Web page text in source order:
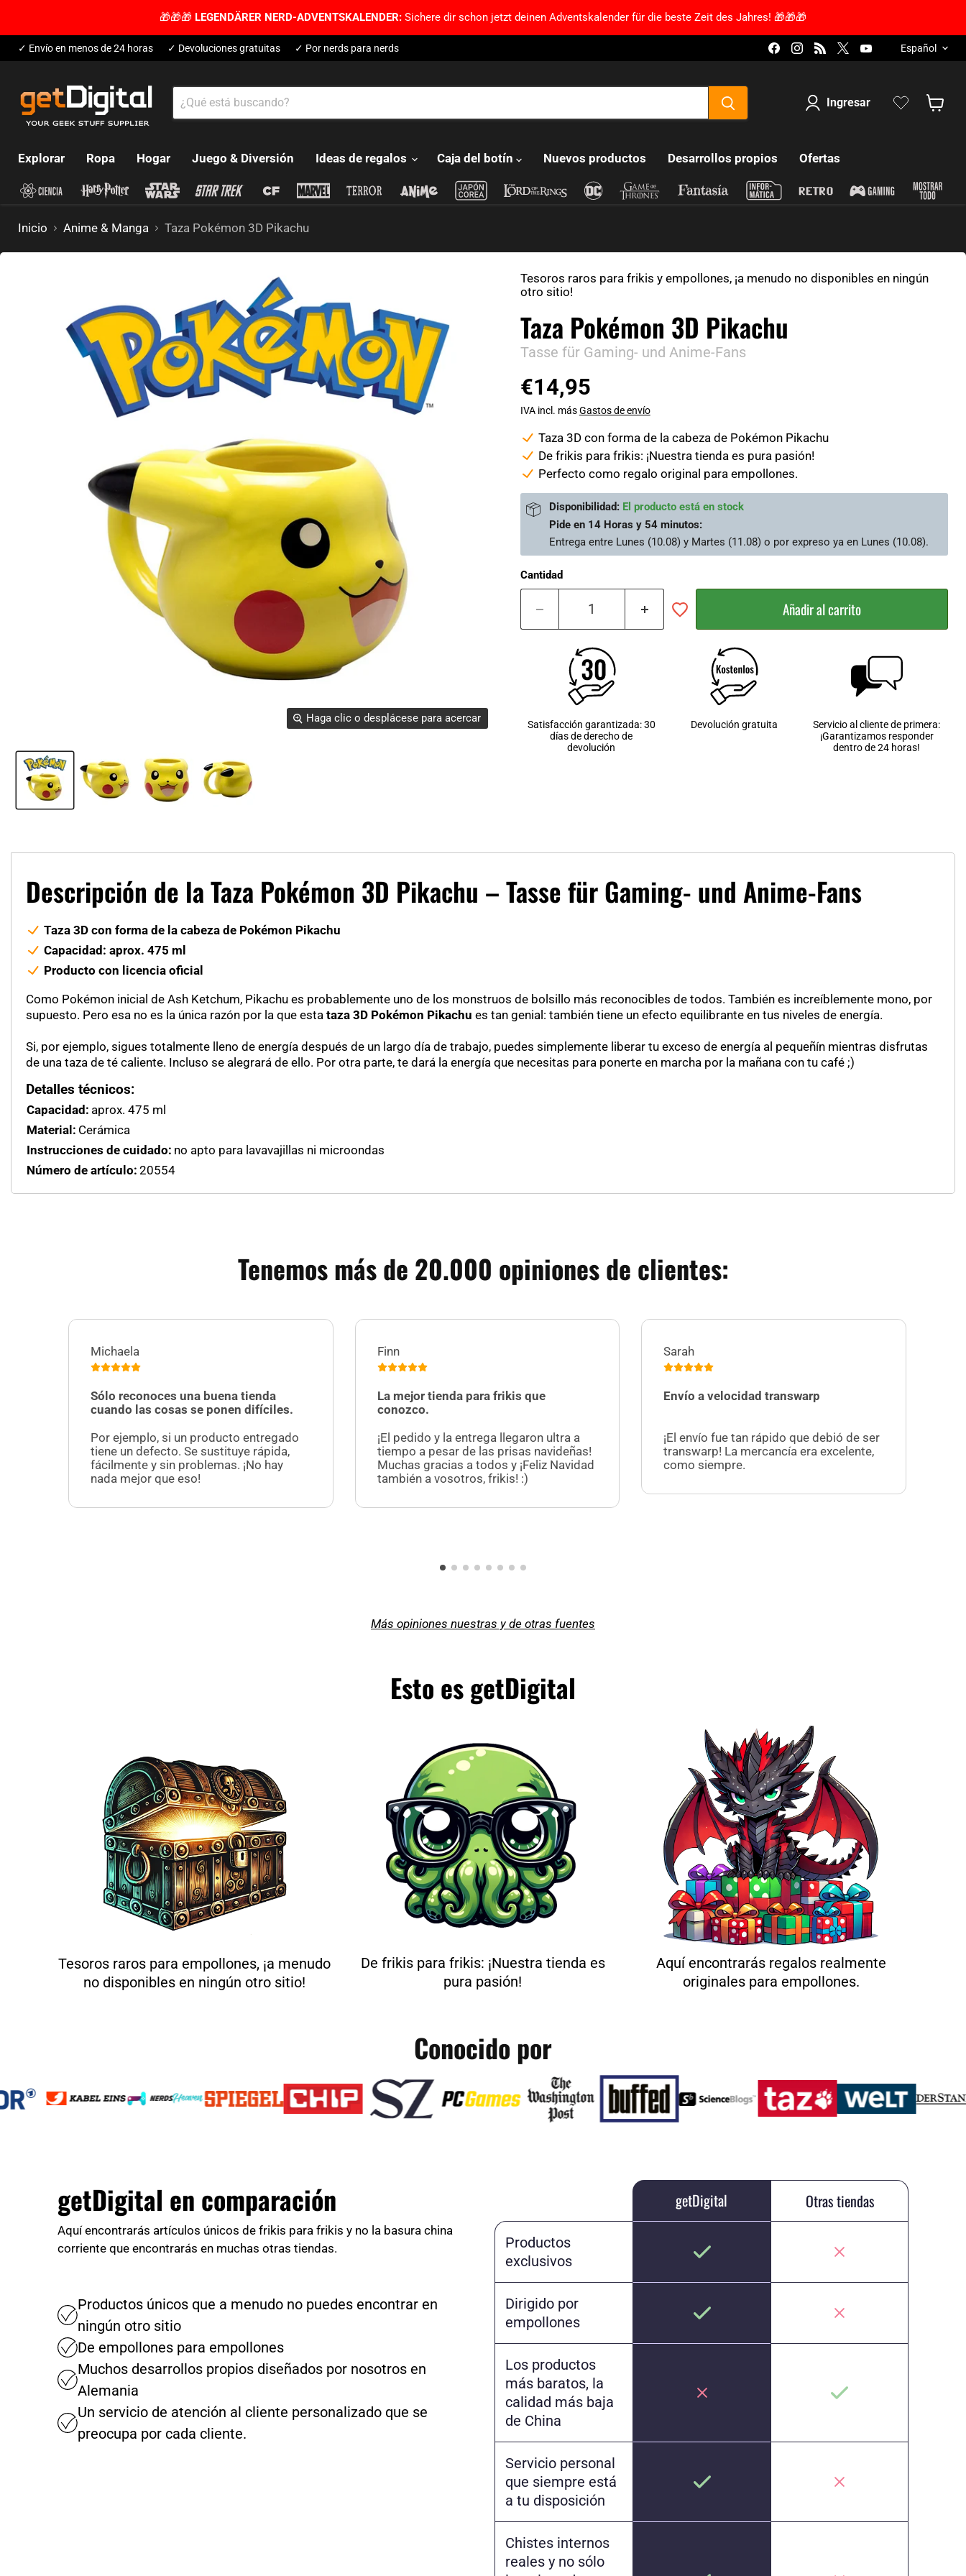
🎁🎁🎁 LEGENDÄRER NERD-ADVENTSKALENDER: Sichere dir schon jetzt deinen Adventskalender für die beste Zeit des Jahres! 🎁🎁🎁
✓ Envío en menos de 24 horas ✓ Devoluciones gratuitas ✓ Por nerds para nerds Encuéntranos en Facebook
Encuéntranos en Instagram
Encuéntranos en RSS
Encuéntranos en X
Encuéntranos en
Lengua
Español
Ingresar
Explorar Ropa Hogar Juego & Diversión Ideas de regalos Caja del botín Nuevos productos Desarrollos propios Ofertas
Inicio Anime & Manga Taza Pokémon 3D Pikachu
Haga clic o desplácese para acercar
Tesoros raros para frikis y empollones, ¡a menudo no disponibles en ningún
otro sitio!
Taza Pokémon 3D Pikachu
Tasse für Gaming- und Anime-Fans
€14,95
IVA incl. másGastos de envío
Taza 3D con forma de la cabeza de Pokémon Pikachu
De frikis para frikis: ¡Nuestra tienda es pura pasión!
Perfecto como regalo original para empollones.
Disponibilidad: El producto está en stock
Pide en 14 Horas y 54 minutos:
Entrega entre Lunes (10.08) y Martes (11.08)o por expreso ya en Lunes (10.08).
Cantidad
Añadir al carrito
Satisfacción garantizada: 30
días de derecho de
devolución
Devolución gratuita
Servicio al cliente de primera:
¡Garantizamos responder
dentro de 24 horas!
Descripción de la Taza Pokémon 3D Pikachu – Tasse für Gaming- und Anime-Fans
Taza 3D con forma de la cabeza de Pokémon Pikachu
Capacidad: aprox. 475 ml
Producto con licencia oficial
Como Pokémon inicial de Ash Ketchum, Pikachu es probablemente uno de los monstruos de bolsillo más reconocibles de todos. También es increíblemente mono, por
supuesto. Pero esa no es la única razón por la que esta taza 3D Pokémon Pikachu es tan genial: también tiene un efecto equilibrante en tus niveles de energía.
Si, por ejemplo, sigues totalmente lleno de energía después de un largo día de trabajo, puedes simplemente liberar tu exceso de energía al pequeñín mientras disfrutas
de una taza de té caliente. Incluso se alegrará de ello. Por otra parte, te dará la energía que necesitas para ponerte en marcha por la mañana con tu café ;)
Detalles técnicos:
Capacidad: aprox. 475 ml
Material: Cerámica
Instrucciones de cuidado: no apto para lavavajillas ni microondas
Número de artículo: 20554
Tenemos más de 20.000 opiniones de clientes:
Michaela
Sólo reconoces una buena tienda
cuando las cosas se ponen difíciles.
Por ejemplo, si un producto entregado
tiene un defecto. Se sustituye rápida,
fácilmente y sin problemas. ¡No hay
nada mejor que eso!
Finn
La mejor tienda para frikis que
conozco.
¡El pedido y la entrega llegaron ultra a
tiempo a pesar de las prisas navideñas!
Muchas gracias a todos y ¡Feliz Navidad
también a vosotros, frikis! :)
Sarah
Envío a velocidad transwarp
¡El envío fue tan rápido que debió de ser
transwarp! La mercancía era excelente,
como siempre.
Más opiniones nuestras y de otras fuentes
Esto es getDigital
Tesoros raros para empollones, ¡a menudo
no disponibles en ningún otro sitio!
De frikis para frikis: ¡Nuestra tienda es
pura pasión!
Aquí encontrarás regalos realmente
originales para empollones.
Conocido por
getDigital en comparación
Aquí encontrarás artículos únicos de frikis para frikis y no la basura china
corriente que encontrarás en muchas otras tiendas.
Productos únicos que a menudo no puedes encontrar en
ningún otro sitio
De empollones para empollones
Muchos desarrollos propios diseñados por nosotros en
Alemania
Un servicio de atención al cliente personalizado que se
preocupa por cada cliente.
getDigital Otras tiendas
Productos
exclusivos
Dirigido por
empollones
Los productos
más baratos, la
calidad más baja
de China
Servicio personal
que siempre está
a tu disposición
Chistes internos
reales y no sólo